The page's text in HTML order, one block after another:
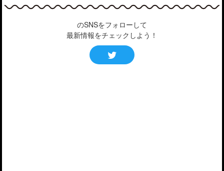
のSNSをフォローして
最新情報をチェックしよう！